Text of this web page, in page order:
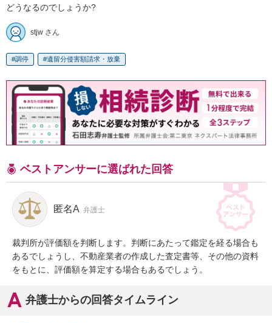
どうなるのでしょうか?
stjw さん
調停 遺留分侵害額請求・放棄
ベストアンサーに選ばれた回答
匿名A 弁護士
裁判所が評価額を判断します。判断にあたって鑑定を経る場合も
あるでしょうし、不動産業者の作成した査定書等、その他の資料
をもとに、評価額を算定する場合もあるでしょう。
弁護士からの回答タイムライン